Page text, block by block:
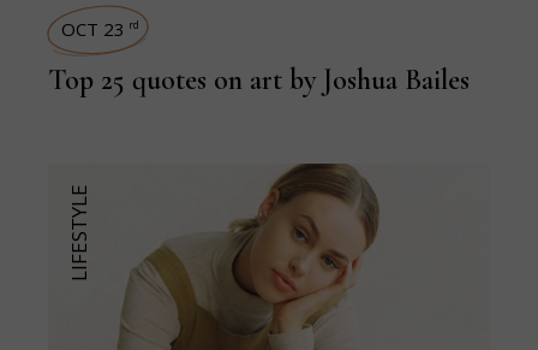
OCT 23 rd
Top 25 quotes on art by Joshua Bailes
LIFESTYLE